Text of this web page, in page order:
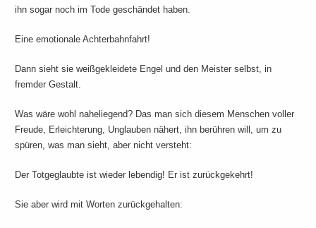
ihn sogar noch im Tode geschändet haben.
Eine emotionale Achterbahnfahrt!
Dann sieht sie weißgekleidete Engel und den Meister selbst, in
fremder Gestalt.
Was wäre wohl naheliegend? Das man sich diesem Menschen voller
Freude, Erleichterung, Unglauben nähert, ihn berühren will, um zu
spüren, was man sieht, aber nicht versteht:
Der Totgeglaubte ist wieder lebendig! Er ist zurückgekehrt!
Sie aber wird mit Worten zurückgehalten: